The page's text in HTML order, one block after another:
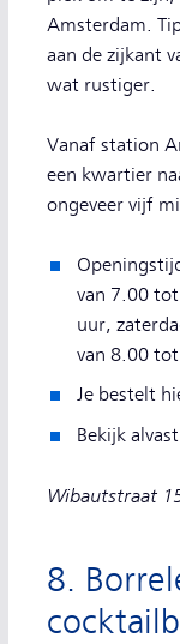
Amsterdam.
aan de zijkant
wat rustiger.
Vanaf station
een kwartier
ongeveer vijf
van 7.00
uur,
van 8.00
Je bestelt
Bekijk
Wibautstraat
8.